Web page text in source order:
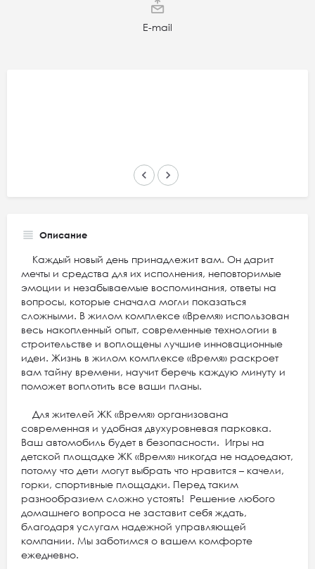
E-mail
keyboard_arrow_left keyboard_arrow_right
Описание
Каждый новый день принадлежит вам. Он дарит
мечты и средства для их исполнения, неповторимые
эмоции и незабываемые воспоминания, ответы на
вопросы, которые сначала могли показаться
сложными. В жилом комплексе «Время» использован
весь накопленный опыт, современные технологии в
строительстве и воплощены лучшие инновационные
идеи. Жизнь в жилом комплексе «Время» раскроет
вам тайну времени, научит беречь каждую минуту и
поможет воплотить все ваши планы.
Для жителей ЖК «Время» организована
современная и удобная двухуровневая парковка.
Ваш автомобиль будет в безопасности. Игры на
детской площадке ЖК «Время» никогда не надоедают,
потому что дети могут выбрать что нравится – качели,
горки, спортивные площадки. Перед таким
разнообразием сложно устоять! Решение любого
домашнего вопроса не заставит себя ждать,
благодаря услугам надежной управляющей
компании. Мы заботимся о вашем комфорте
ежедневно.